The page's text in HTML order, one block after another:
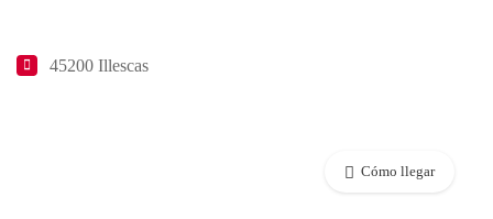
45200 Illescas
Cómo llegar